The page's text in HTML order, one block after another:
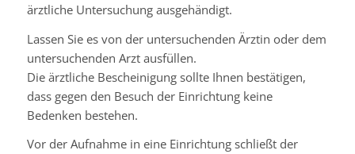
ärztliche Untersuchung ausgehändigt.
Lassen Sie es von der untersuchenden Ärztin oder dem
untersuchenden Arzt ausfüllen.
Die ärztliche Bescheinigung sollte Ihnen bestätigen,
dass gegen den Besuch der Einrichtung keine
Bedenken bestehen.
Vor der Aufnahme in eine Einrichtung schließt der